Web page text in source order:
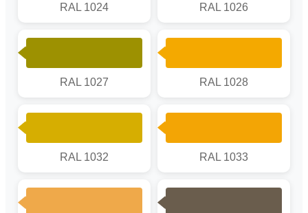
RAL 1024 RAL 1026
RAL 1027 RAL 1028
RAL 1032 RAL 1033